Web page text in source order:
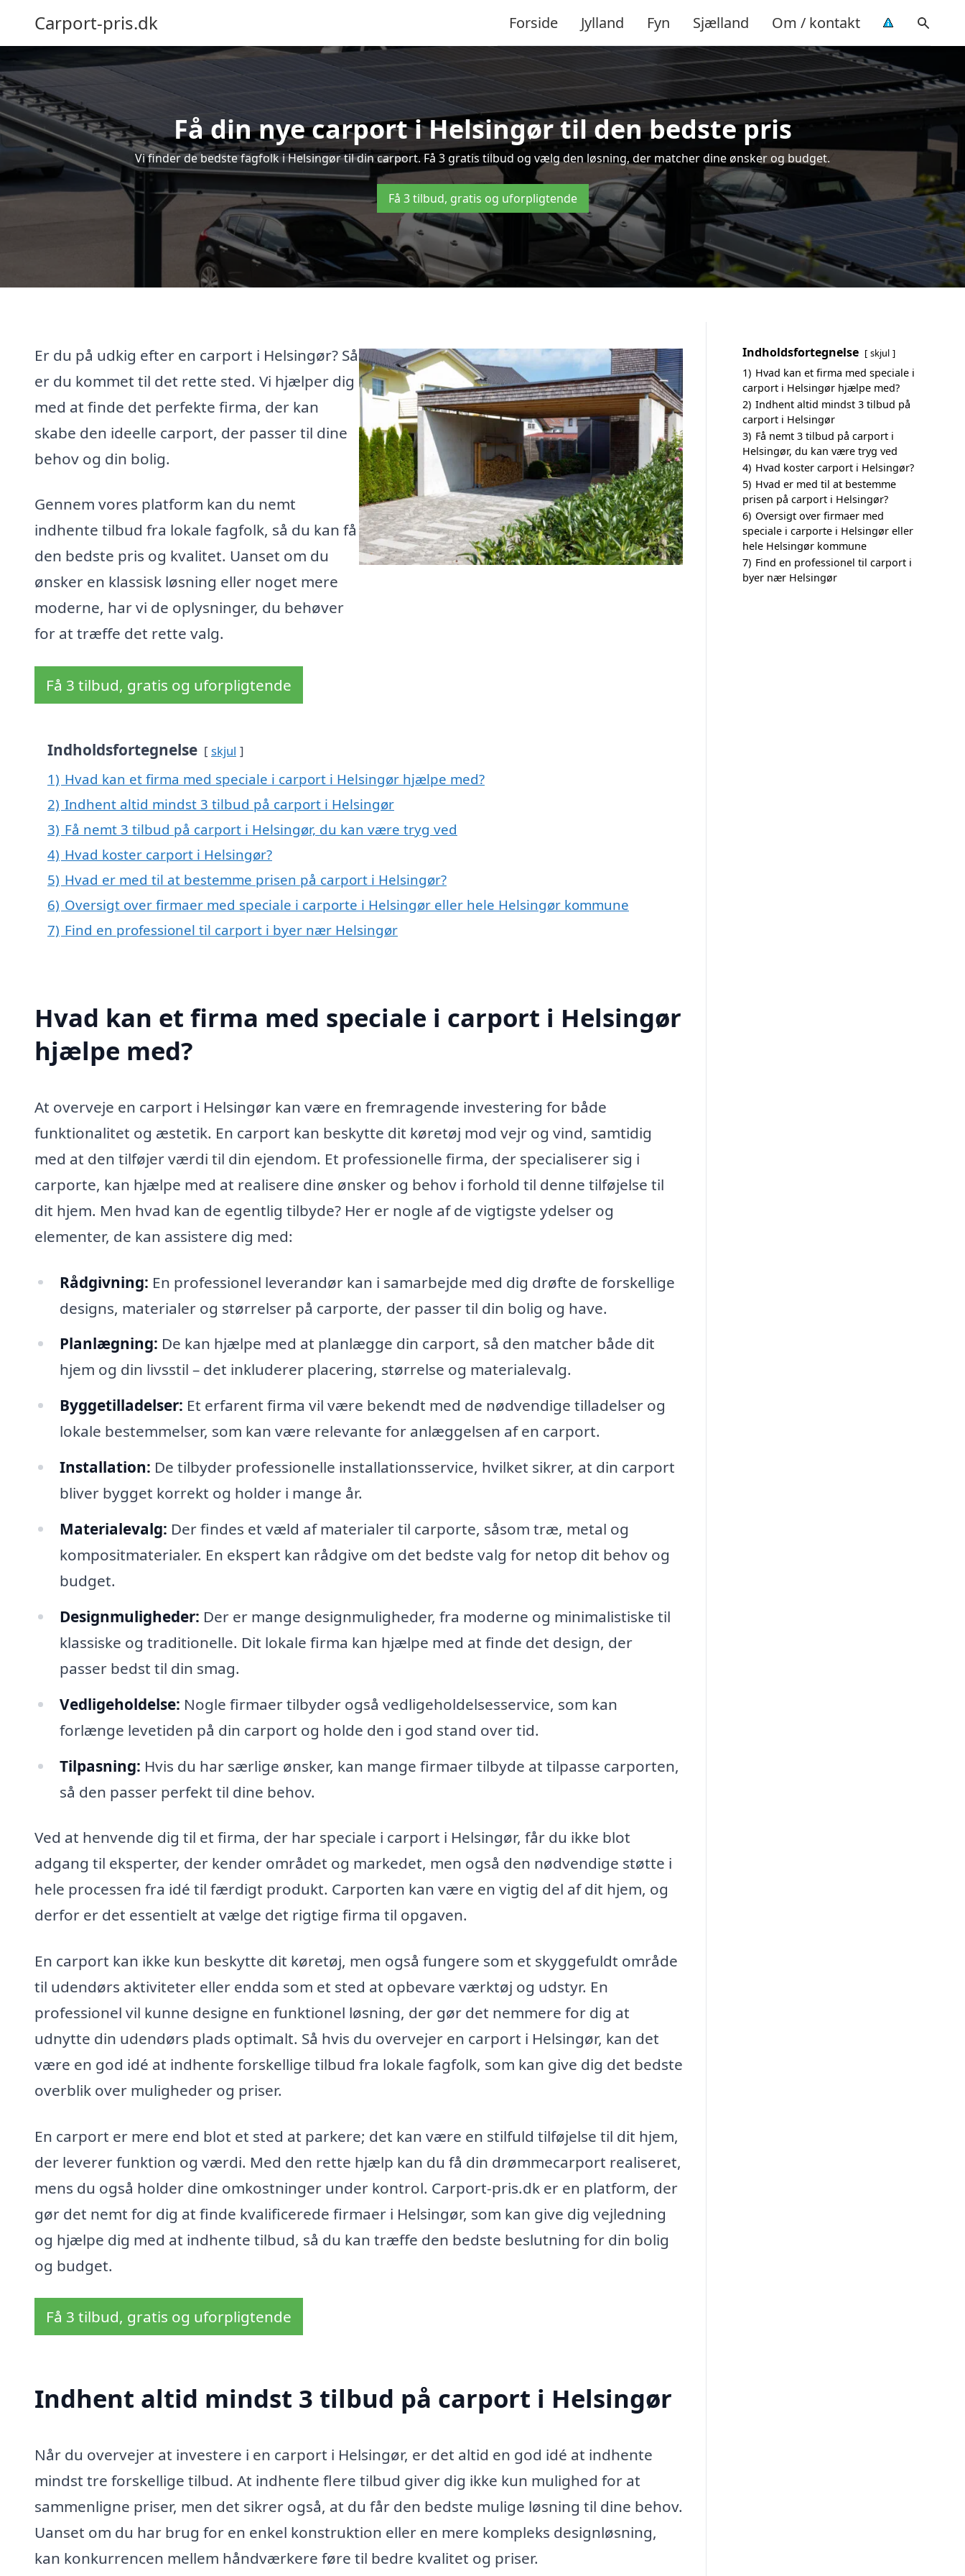
Carport-pris.dk Forside Jylland Fyn Sjælland Om / kontakt
Få din nye carport i Helsingør til den bedste pris
Vi finder de bedste fagfolk i Helsingør til din carport. Få 3 gratis tilbud og vælg den løsning, der matcher dine ønsker og budget.
Få 3 tilbud, gratis og uforpligtende
Er du på udkig efter en carport i Helsingør? Så
er du kommet til det rette sted. Vi hjælper dig
med at finde det perfekte firma, der kan
skabe den ideelle carport, der passer til dine
behov og din bolig.
Gennem vores platform kan du nemt
indhente tilbud fra lokale fagfolk, så du kan få
den bedste pris og kvalitet. Uanset om du
ønsker en klassisk løsning eller noget mere
moderne, har vi de oplysninger, du behøver
for at træffe det rette valg.
Få 3 tilbud, gratis og uforpligtende
Indholdsfortegnelse skjul
1) Hvad kan et firma med speciale i carport i Helsingør hjælpe med?
2) Indhent altid mindst 3 tilbud på carport i Helsingør
3) Få nemt 3 tilbud på carport i Helsingør, du kan være tryg ved
4) Hvad koster carport i Helsingør?
5) Hvad er med til at bestemme prisen på carport i Helsingør?
6) Oversigt over firmaer med speciale i carporte i Helsingør eller hele Helsingør kommune
7) Find en professionel til carport i byer nær Helsingør
Hvad kan et firma med speciale i carport i Helsingør
hjælpe med?
At overveje en carport i Helsingør kan være en fremragende investering for både
funktionalitet og æstetik. En carport kan beskytte dit køretøj mod vejr og vind, samtidig
med at den tilføjer værdi til din ejendom. Et professionelle firma, der specialiserer sig i
carporte, kan hjælpe med at realisere dine ønsker og behov i forhold til denne tilføjelse til
dit hjem. Men hvad kan de egentlig tilbyde? Her er nogle af de vigtigste ydelser og
elementer, de kan assistere dig med:
Rådgivning: En professionel leverandør kan i samarbejde med dig drøfte de forskellige
designs, materialer og størrelser på carporte, der passer til din bolig og have.
Planlægning: De kan hjælpe med at planlægge din carport, så den matcher både dit
hjem og din livsstil – det inkluderer placering, størrelse og materialevalg.
Byggetilladelser: Et erfarent firma vil være bekendt med de nødvendige tilladelser og
lokale bestemmelser, som kan være relevante for anlæggelsen af en carport.
Installation: De tilbyder professionelle installationsservice, hvilket sikrer, at din carport
bliver bygget korrekt og holder i mange år.
Materialevalg: Der findes et væld af materialer til carporte, såsom træ, metal og
kompositmaterialer. En ekspert kan rådgive om det bedste valg for netop dit behov og
budget.
Designmuligheder: Der er mange designmuligheder, fra moderne og minimalistiske til
klassiske og traditionelle. Dit lokale firma kan hjælpe med at finde det design, der
passer bedst til din smag.
Vedligeholdelse: Nogle firmaer tilbyder også vedligeholdelsesservice, som kan
forlænge levetiden på din carport og holde den i god stand over tid.
Tilpasning: Hvis du har særlige ønsker, kan mange firmaer tilbyde at tilpasse carporten,
så den passer perfekt til dine behov.
Ved at henvende dig til et firma, der har speciale i carport i Helsingør, får du ikke blot
adgang til eksperter, der kender området og markedet, men også den nødvendige støtte i
hele processen fra idé til færdigt produkt. Carporten kan være en vigtig del af dit hjem, og
derfor er det essentielt at vælge det rigtige firma til opgaven.
En carport kan ikke kun beskytte dit køretøj, men også fungere som et skyggefuldt område
til udendørs aktiviteter eller endda som et sted at opbevare værktøj og udstyr. En
professionel vil kunne designe en funktionel løsning, der gør det nemmere for dig at
udnytte din udendørs plads optimalt. Så hvis du overvejer en carport i Helsingør, kan det
være en god idé at indhente forskellige tilbud fra lokale fagfolk, som kan give dig det bedste
overblik over muligheder og priser.
En carport er mere end blot et sted at parkere; det kan være en stilfuld tilføjelse til dit hjem,
der leverer funktion og værdi. Med den rette hjælp kan du få din drømmecarport realiseret,
mens du også holder dine omkostninger under kontrol. Carport-pris.dk er en platform, der
gør det nemt for dig at finde kvalificerede firmaer i Helsingør, som kan give dig vejledning
og hjælpe dig med at indhente tilbud, så du kan træffe den bedste beslutning for din bolig
og budget.
Få 3 tilbud, gratis og uforpligtende
Indhent altid mindst 3 tilbud på carport i Helsingør
Når du overvejer at investere i en carport i Helsingør, er det altid en god idé at indhente
mindst tre forskellige tilbud. At indhente flere tilbud giver dig ikke kun mulighed for at
sammenligne priser, men det sikrer også, at du får den bedste mulige løsning til dine behov.
Uanset om du har brug for en enkel konstruktion eller en mere kompleks designløsning,
kan konkurrencen mellem håndværkere føre til bedre kvalitet og priser.
Indholdsfortegnelse skjul
1) Hvad kan et firma med speciale i
carport i Helsingør hjælpe med?
2) Indhent altid mindst 3 tilbud på
carport i Helsingør
3) Få nemt 3 tilbud på carport i
Helsingør, du kan være tryg ved
4) Hvad koster carport i Helsingør?
5) Hvad er med til at bestemme
prisen på carport i Helsingør?
6) Oversigt over firmaer med
speciale i carporte i Helsingør eller
hele Helsingør kommune
7) Find en professionel til carport i
byer nær Helsingør